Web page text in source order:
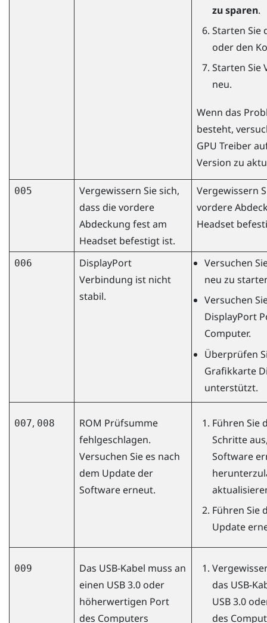
zu sparen.
Starten Sie
oder den
Starten Sie
neu.
Wenn das
besteht,
GPU Treiber
Version zu
005
Vergewissern Sie sich,
dass die vordere
Abdeckung fest am
Headset befestigt ist.
Vergewissern
vordere
Headset
006
DisplayPort
Verbindung ist nicht
stabil.
Versuchen
neu zu
Versuchen
DisplayPort
Computer.
Überprüfen
Grafikkarte
unterstützt.
007, 008
ROM Prüfsumme
fehlgeschlagen.
Versuchen Sie es nach
dem Update der
Software erneut.
Führen Sie
Schritte
Software
Führen Sie
Update
009
Das USB-Kabel muss an
einen USB 3.0 oder
höherwertigen Port
des Computers
das USB-
USB 3.0
des